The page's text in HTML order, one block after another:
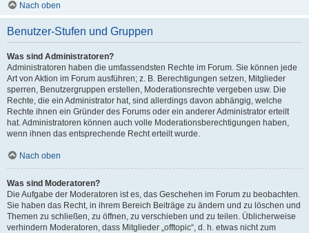
Nach oben
Benutzer-Stufen und Gruppen
Was sind Administratoren?
Administratoren haben die umfassendsten Rechte im Forum. Sie können jede
Art von Aktion im Forum ausführen; z. B. Berechtigungen setzen, Mitglieder
sperren, Benutzergruppen erstellen, Moderationsrechte vergeben usw. Die
Rechte, die ein Administrator hat, sind allerdings davon abhängig, welche
Rechte ihnen ein Gründer des Forums oder ein anderer Administrator erteilt
hat. Administratoren können auch volle Moderationsberechtigungen haben,
wenn ihnen das entsprechende Recht erteilt wurde.
Nach oben
Was sind Moderatoren?
Die Aufgabe der Moderatoren ist es, das Geschehen im Forum zu beobachten.
Sie haben das Recht, in ihrem Bereich Beiträge zu ändern und zu löschen und
Themen zu schließen, zu öffnen, zu verschieben und zu teilen. Üblicherweise
verhindern Moderatoren, dass Mitglieder „offtopic“, d. h. etwas nicht zum